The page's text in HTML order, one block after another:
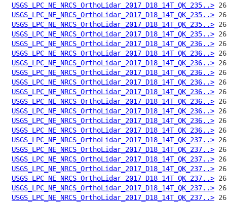
USGS_LPC_NE_NRCS_OrthoLidar_2017_D18_14T_QK_235..>
USGS_LPC_NE_NRCS_OrthoLidar_2017_D18_14T_QK_235..>
USGS_LPC_NE_NRCS_OrthoLidar_2017_D18_14T_QK_235..>
USGS_LPC_NE_NRCS_OrthoLidar_2017_D18_14T_QK_235..>
USGS_LPC_NE_NRCS_OrthoLidar_2017_D18_14T_QK_236..>
USGS_LPC_NE_NRCS_OrthoLidar_2017_D18_14T_QK_236..>
USGS_LPC_NE_NRCS_OrthoLidar_2017_D18_14T_QK_236..>
USGS_LPC_NE_NRCS_OrthoLidar_2017_D18_14T_QK_236..>
USGS_LPC_NE_NRCS_OrthoLidar_2017_D18_14T_QK_236..>
USGS_LPC_NE_NRCS_OrthoLidar_2017_D18_14T_QK_236..>
USGS_LPC_NE_NRCS_OrthoLidar_2017_D18_14T_QK_236..>
USGS_LPC_NE_NRCS_OrthoLidar_2017_D18_14T_QK_236..>
USGS_LPC_NE_NRCS_OrthoLidar_2017_D18_14T_QK_236..>
USGS_LPC_NE_NRCS_OrthoLidar_2017_D18_14T_QK_236..>
USGS_LPC_NE_NRCS_OrthoLidar_2017_D18_14T_QK_237..>
USGS_LPC_NE_NRCS_OrthoLidar_2017_D18_14T_QK_237..>
USGS_LPC_NE_NRCS_OrthoLidar_2017_D18_14T_QK_237..>
USGS_LPC_NE_NRCS_OrthoLidar_2017_D18_14T_QK_237..>
USGS_LPC_NE_NRCS_OrthoLidar_2017_D18_14T_QK_237..>
USGS_LPC_NE_NRCS_OrthoLidar_2017_D18_14T_QK_237..>
USGS_LPC_NE_NRCS_OrthoLidar_2017_D18_14T_QK_237..>